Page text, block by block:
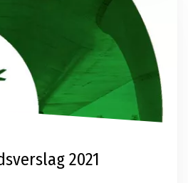
2021